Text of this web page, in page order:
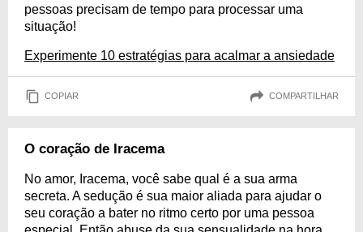
pessoas precisam de tempo para processar uma
situação!
Experimente 10 estratégias para acalmar a ansiedade
COPIAR COMPARTILHAR
O coração de Iracema
No amor, Iracema, você sabe qual é a sua arma
secreta. A sedução é sua maior aliada para ajudar o
seu coração a bater no ritmo certo por uma pessoa